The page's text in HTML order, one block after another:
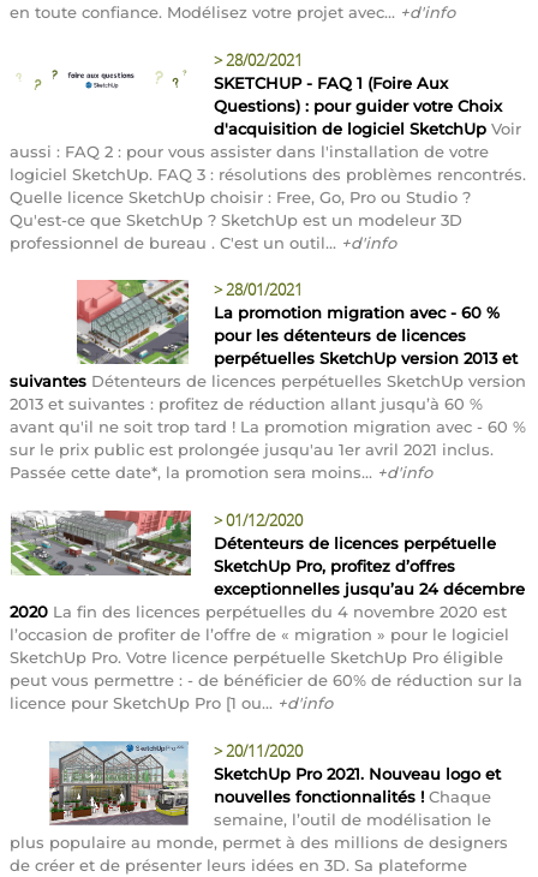
en toute confiance. Modélisez votre projet avec... +d'info
>28/02/2021
SKETCHUP - FAQ 1 (Foire Aux
Questions) : pour guider votre Choix
d'acquisition de logiciel SketchUp Voir
aussi : FAQ 2 : pour vous assister dans l'installation de votre
logiciel SketchUp. FAQ 3 : résolutions des problèmes rencontrés.
Quelle licence SketchUp choisir : Free, Go, Pro ou Studio ?
Qu'est-ce que SketchUp ? SketchUp est un modeleur 3D
professionnel de bureau . C'est un outil... +d'info
>28/01/2021
La promotion migration avec - 60 %
pour les détenteurs de licences
perpétuelles SketchUp version 2013 et
suivantes Détenteurs de licences perpétuelles SketchUp version
2013 et suivantes : profitez de réduction allant jusqu’à 60 %
avant qu'il ne soit trop tard ! La promotion migration avec - 60 %
sur le prix public est prolongée jusqu'au 1er avril 2021 inclus.
Passée cette date*, la promotion sera moins... +d'info
>01/12/2020
Détenteurs de licences perpétuelle
SketchUp Pro, profitez d’offres
exceptionnelles jusqu’au 24 décembre
2020 La fin des licences perpétuelles du 4 novembre 2020 est
l’occasion de profiter de l’offre de « migration » pour le logiciel
SketchUp Pro. Votre licence perpétuelle SketchUp Pro éligible
peut vous permettre : - de bénéficier de 60% de réduction sur la
licence pour SketchUp Pro [1 ou... +d'info
>20/11/2020
SketchUp Pro 2021. Nouveau logo et
nouvelles fonctionnalités ! Chaque
semaine, l’outil de modélisation le
plus populaire au monde, permet à des millions de designers
de créer et de présenter leurs idées en 3D. Sa plateforme